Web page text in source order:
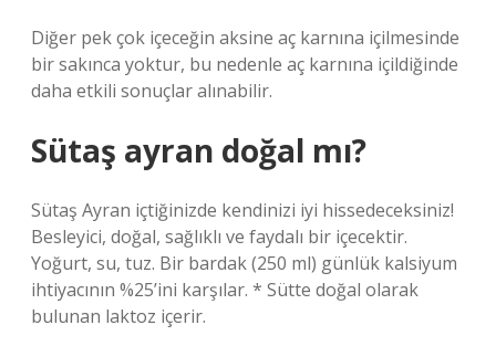
Diğer pek çok içeceğin aksine aç karnına içilmesinde
bir sakınca yoktur, bu nedenle aç karnına içildiğinde
daha etkili sonuçlar alınabilir.
Sütaş ayran doğal mı?
Sütaş Ayran içtiğinizde kendinizi iyi hissedeceksiniz!
Besleyici, doğal, sağlıklı ve faydalı bir içecektir.
Yoğurt, su, tuz. Bir bardak (250 ml) günlük kalsiyum
ihtiyacının %25’ini karşılar. * Sütte doğal olarak
bulunan laktoz içerir.